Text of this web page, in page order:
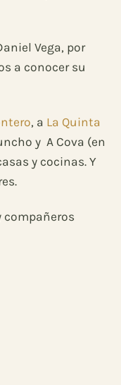
Vega, por
a conocer su
, a La Quinta
y A Cova (en
y cocinas. Y
compañeros